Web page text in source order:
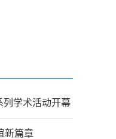
列学术活动开幕
新篇章